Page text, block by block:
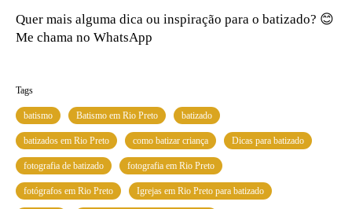
Quer mais alguma dica ou inspiração para o batizado? 😊
Me chama no WhatsApp
Tags
batismo Batismo em Rio Preto batizado
batizados em Rio Preto como batizar criança Dicas para batizado
fotografia de batizado fotografia em Rio Preto
fotógrafos em Rio Preto Igrejas em Rio Preto para batizado